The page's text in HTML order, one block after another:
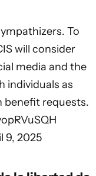
To
will consider
media and the
individuals as
benefit requests.
9, 2025